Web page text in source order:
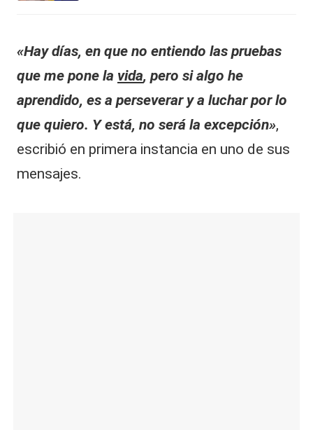
«Hay días, en que no entiendo las pruebas
que me pone la vida, pero si algo he
aprendido, es a perseverar y a luchar por lo
que quiero. Y está, no será la excepción»,
escribió en primera instancia en uno de sus
mensajes.